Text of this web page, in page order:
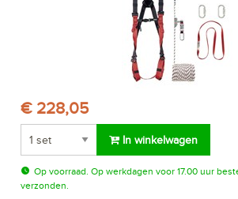
€ 228,05
In winkelwagen
Op voorraad. Op werkdagen voor 17.00 uur
verzonden.